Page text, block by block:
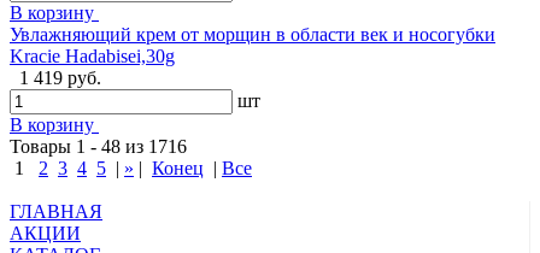
В корзину
Увлажняющий крем от морщин в области век и носогубки
Kracie Hadabisei,30g
1 419 руб.
шт
В корзину
Товары 1 - 48 из 1716
1
2 3 4 5 | » | Конец | Все
ГЛАВНАЯ
АКЦИИ